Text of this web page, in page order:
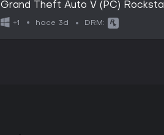
Grand Theft Auto V (PC)
- GLOBAL
+1 hace 3d DRM: